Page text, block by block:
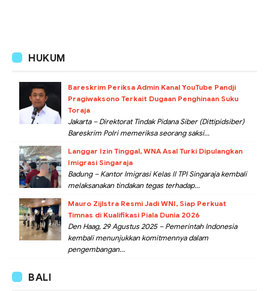
HUKUM
Bareskrim Periksa Admin Kanal YouTube Pandji
Pragiwaksono Terkait Dugaan Penghinaan Suku
Toraja
Jakarta – Direktorat Tindak Pidana Siber (Dittipidsiber)
Bareskrim Polri memeriksa seorang saksi...
Langgar Izin Tinggal, WNA Asal Turki Dipulangkan
Imigrasi Singaraja
Badung – Kantor Imigrasi Kelas II TPI Singaraja kembali
melaksanakan tindakan tegas terhadap...
Mauro Zijlstra Resmi Jadi WNI, Siap Perkuat
Timnas di Kualifikasi Piala Dunia 2026
Den Haag, 29 Agustus 2025 – Pemerintah Indonesia
kembali menunjukkan komitmennya dalam
pengembangan...
BALI